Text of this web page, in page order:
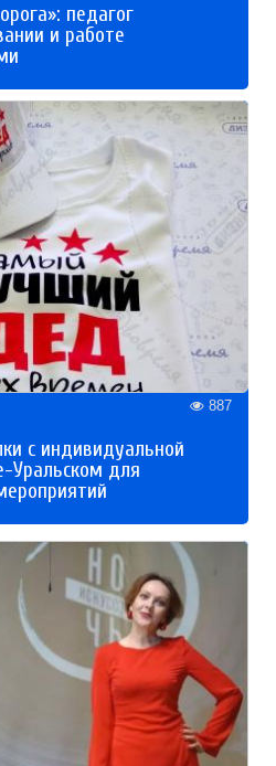
педагог
и работе
887
с индивидуальной
Уральском для